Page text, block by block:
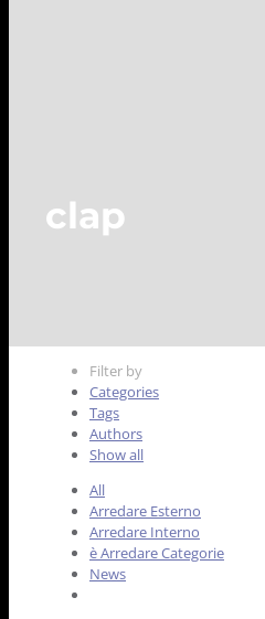
clap
Filter by
Categories
Tags
Authors
Show all
All
Arredare Esterno
Arredare Interno
è Arredare Categorie
News